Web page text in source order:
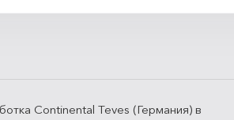
Continental Teves (Германия) в